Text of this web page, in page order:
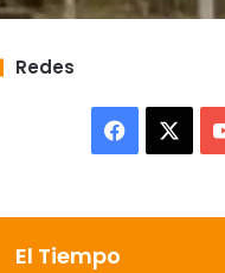
Redes
Facebook
El Tiempo